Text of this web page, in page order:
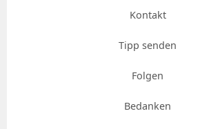
Kontakt
Tipp senden
Folgen
Bedanken